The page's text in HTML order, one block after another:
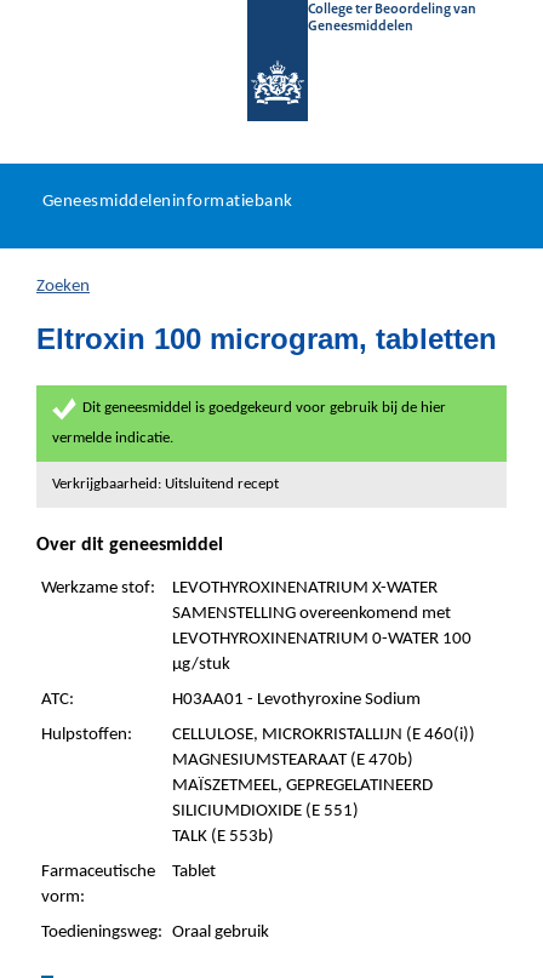
College ter Beoordeling van
Geneesmiddelen
U
hier:
Geneesmiddeleninformatiebank
Zoeken
Eltroxin 100 microgram, tabletten
Dit geneesmiddel is goedgekeurd voor gebruik bij de hier
vermelde indicatie.
Verkrijgbaarheid: Uitsluitend recept
Over dit geneesmiddel
Werkzame stof:
LEVOTHYROXINENATRIUM X-WATER
SAMENSTELLING overeenkomend met
LEVOTHYROXINENATRIUM 0-WATER 100
µg/stuk
ATC:
H03AA01 - Levothyroxine Sodium
Hulpstoffen:
CELLULOSE, MICROKRISTALLIJN (E 460(i))
MAGNESIUMSTEARAAT (E 470b)
MAÏSZETMEEL, GEPREGELATINEERD
SILICIUMDIOXIDE (E 551)
TALK (E 553b)
Farmaceutische
vorm:
Tablet
Toedieningsweg: Oraal gebruik